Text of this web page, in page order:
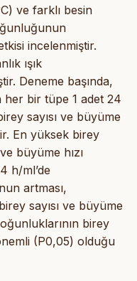
ve farklı besin
incelenmiştir.
ışık
Deneme başında,
her bir tüpe 1 adet 24
sayısı ve büyüme
En yüksek birey
büyüme hızı
h/ml’de
artması,
sayısı ve büyüme
birey
(P0,05) olduğu